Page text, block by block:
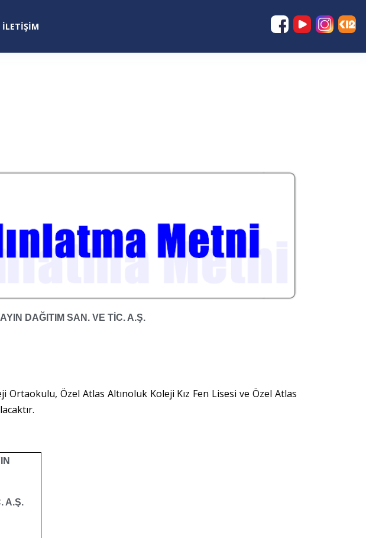
İLETIŞIM
DAĞITIM SAN. VE TİC. A.Ş.
Özel Atlas Altınoluk Koleji Kız Fen Lisesi ve Özel Atlas
A.Ş.